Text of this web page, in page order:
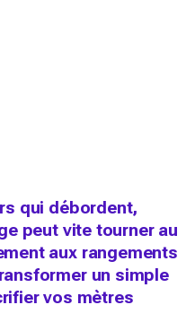
qui débordent,
peut vite tourner au
aux rangements
un simple
vos mètres